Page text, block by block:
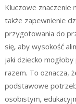
Kluczowe znaczenie
także zapewnienie
przygotowania do
się, aby wysokość
jaki dziecko
razem. To oznacza,
podstawowe
osobistym,